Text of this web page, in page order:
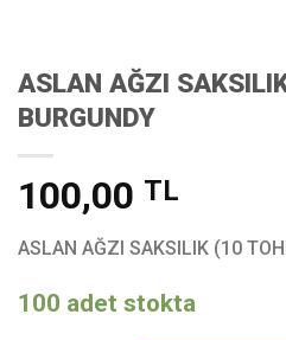
ASLAN AĞZI
BURGUNDY
100,00 TL
ASLAN AĞZI SAKSILIK (10
100 adet stokta